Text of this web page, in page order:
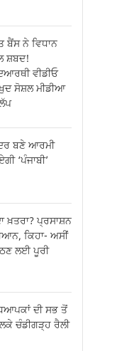
ਬੈਂਸ ਨੇ ਵਿਧਾਨ
ਸ਼ਬਦ!
ਵੀਡੀਓ
ਸੋਸ਼ਲ ਮੀਡੀਆ
ਬਣੇ ਆਰਮੀ
‘ਪੰਜਾਬੀ’
ਖ਼ਤਰਾ? ਪ੍ਰਸਾਸ਼ਨ
ਕਿਹਾ- ਅਸੀਂ
ਲਈ ਪੂਰੀ
ਦੀ ਸਭ ਤੋਂ
ਚੰਡੀਗੜ੍ਹ ਰੈਲੀ